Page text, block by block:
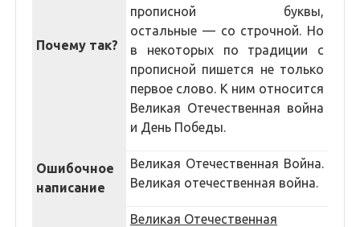
Почему так?
прописной буквы,
остальные — со строчной. Но
в некоторых по традиции с
прописной пишется не только
первое слово. К ним относится
Великая Отечественная война
и День Победы.
Ошибочное
написание
Великая Отечественная Война.
Великая отечественная война.
Великая Отечественная